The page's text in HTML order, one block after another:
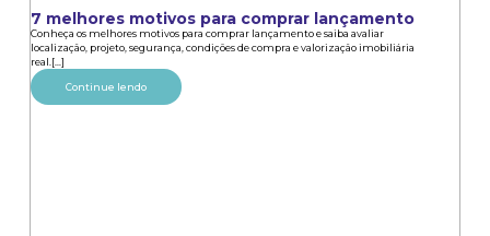
7 melhores motivos para comprar lançamento
Conheça os melhores motivos para comprar lançamento e saiba avaliar
localização, projeto, segurança, condições de compra e valorização imobiliária
real.[...]
Continue lendo